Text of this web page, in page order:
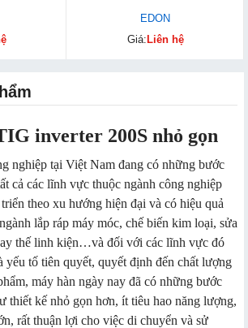
EDON
Giá: Liên hệ
inverter 200S nhỏ gọn
nghiệp tại Việt Nam đang có những bước
cả các lĩnh vực thuộc ngành công nghiệp
theo xu hướng hiện đại và có hiệu quả
lắp ráp máy móc, chế biến kim loại, sửa
thế linh kiện…và đối với các lĩnh vực đó
yếu tố tiên quyết, quyết định đến chất lượng
máy hàn ngày nay đã có những bước
thiết kế nhỏ gọn hơn, ít tiêu hao năng lượng,
rất thuận lợi cho việc di chuyển và sử